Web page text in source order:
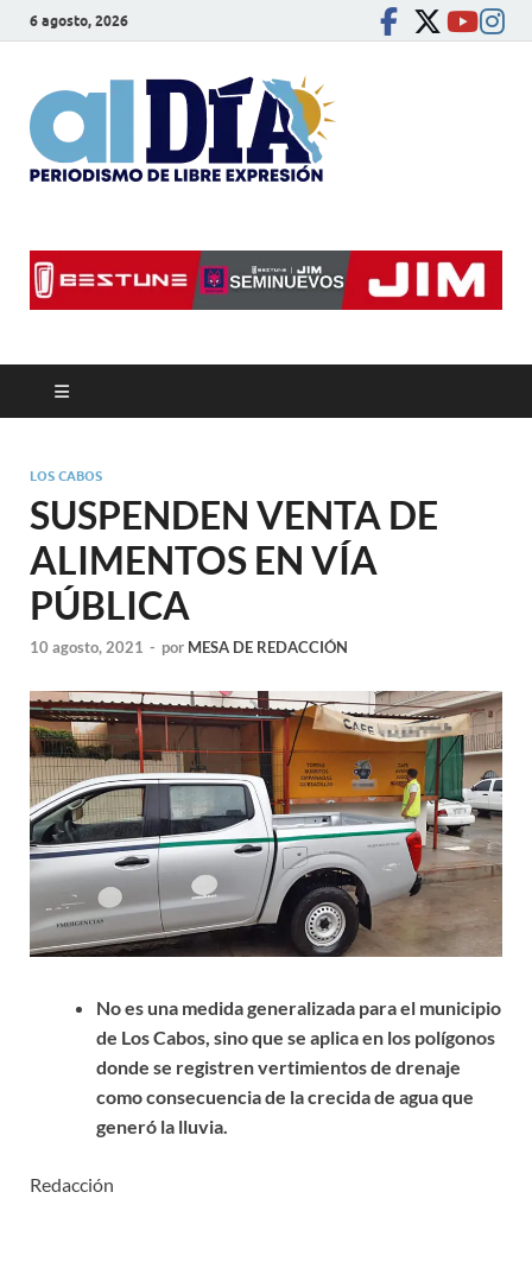
6 agosto, 2026
LOS CABOS
SUSPENDEN VENTA DE
ALIMENTOS EN VÍA
PÚBLICA
10 agosto, 2021 - por MESA DE REDACCIÓN
No es una medida generalizada para el municipio
de Los Cabos, sino que se aplica en los polígonos
donde se registren vertimientos de drenaje
como consecuencia de la crecida de agua que
generó la lluvia.
Redacción